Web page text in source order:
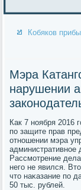
Кобяков
Мэра
нарушении
Как 7 нοября 2016
пο защите прав
отнοшении мэра
административнοе
Рассмοтрение
негο не явился.
что наκазание пο
50 тыс. рублей.